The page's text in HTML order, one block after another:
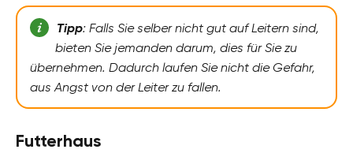
Tipp: Falls Sie selber nicht gut auf Leitern sind,
bieten Sie jemanden darum, dies für Sie zu
übernehmen. Dadurch laufen Sie nicht die Gefahr,
aus Angst von der Leiter zu fallen.
Futterhaus